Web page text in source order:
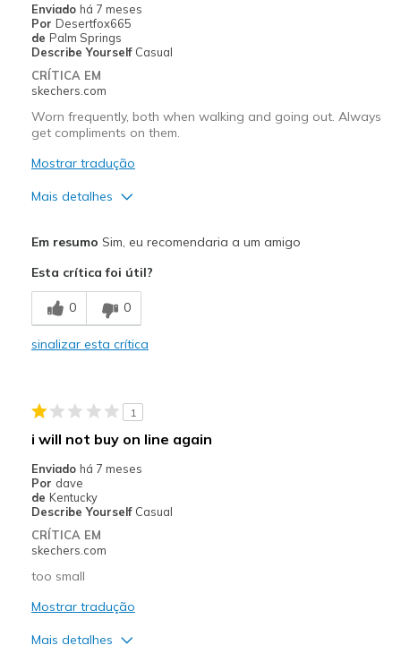
View On Shoes
Enviado há 7 meses
Por Desertfox665
de Palm Springs
Describe Yourself Casual
CRÍTICA EM
skechers.com
Worn frequently, both when walking and going out. Always
get compliments on them.
Mostrar tradução
Mais detalhes
Breathe Well
Comfortable
Melhores utilizações
Going Out
Special Occasions
Travel
Width
View On Shoes
Em resumo Sim, eu recomendaria a um amigo
Esta crítica foi útil?
0 0
sinalizar esta crítica
1
i will not buy on line again
Enviado há 7 meses
Por dave
de Kentucky
Describe Yourself Casual
CRÍTICA EM
skechers.com
too small
Mostrar tradução
Mais detalhes